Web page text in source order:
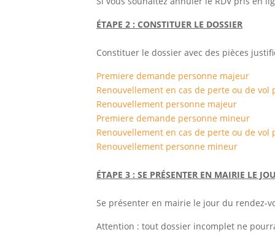
ÉTAPE 2 : CONSTITUER LE DOSSIER
Constituer le dossier avec des pièces
Premiere demande personne majeur
Renouvellement en cas de perte ou de vol
Renouvellement personne majeur
Premiere demande personne mineur
Renouvellement en cas de perte ou de vol
Renouvellement personne mineur
ÉTAPE 3 : SE PRÉSENTER EN MAIRIE LE
Se présenter en mairie le jour du rendez-
Attention : tout dossier incomplet ne